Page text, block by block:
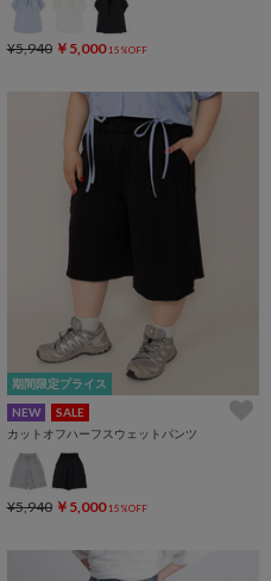
¥5,940 ￥5,000 15%OFF
期間限定プライス
NEW
SALE
カットオフハーフスウェットパンツ
¥5,940 ￥5,000 15%OFF